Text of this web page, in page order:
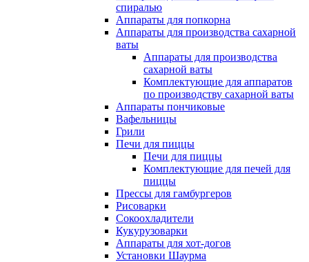
спиралью
Аппараты для попкорна
Аппараты для производства сахарной
ваты
Аппараты для производства
сахарной ваты
Комплектующие для аппаратов
по производству сахарной ваты
Аппараты пончиковые
Вафельницы
Грили
Печи для пиццы
Печи для пиццы
Комплектующие для печей для
пиццы
Прессы для гамбургеров
Рисоварки
Сокоохладители
Кукурузоварки
Аппараты для хот-догов
Установки Шаурма